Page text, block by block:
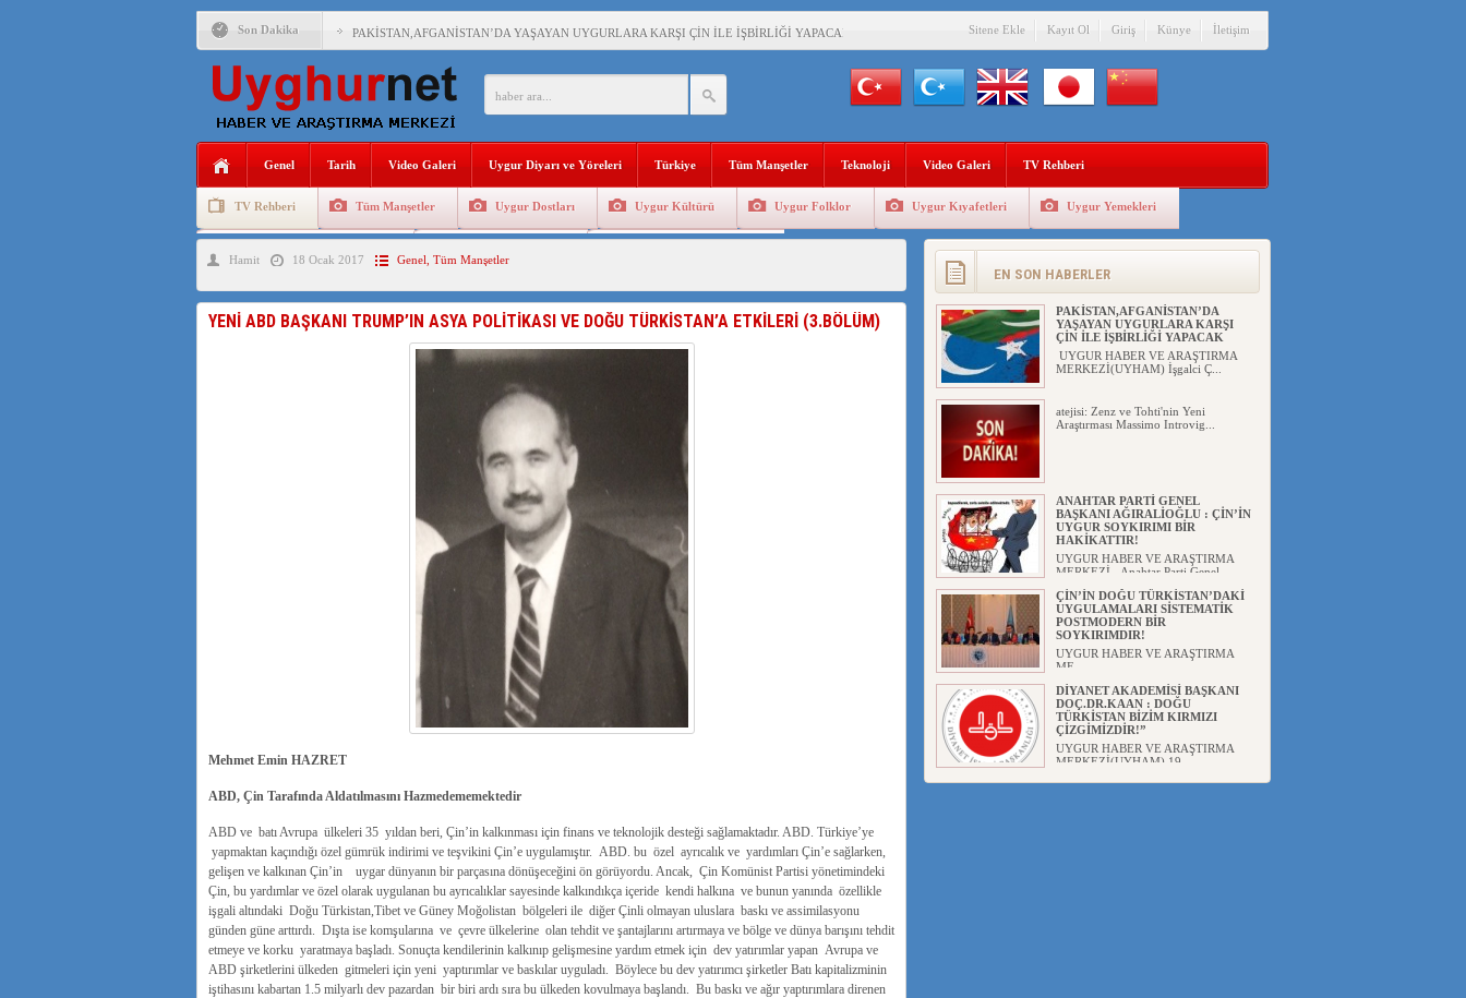
Son Dakika PAKİSTAN,AFGANİSTAN’DA YAŞAYAN UYGURLARA KARŞI ÇİN İLE İŞBİRLİĞİ YAPACAK
ANAHTAR PARTİ GENEL BAŞKANI AĞIRALİOĞLU : ÇİN’İN UYGUR SOYKIRIMI BİR HAKİKATTIR!
ÇİN’İN DOĞU TÜRKİSTAN’DAKİ UYGULAMALARI SİSTEMATİK POSTMODERN BİR SOYKIRIMDIR!
DİYANET AKADEMİSİ BAŞKANI DOÇ.DR.KAAN : DOĞU TÜRKİSTAN BİZİM KIRMIZI ÇİZGİMİZDİR!”
ÇİN’İN UYGUR POLİTİKALARINI ÖVEN DİYANET AKADEMİSİ BAŞKANI’NA TEPKİLER SÜRÜYOR
MHP’DEN URUMÇİ KATLİAMI MESAJİ : 05.07.2009 URUMÇİ ŞEHİTLERİNİ RAHMETLE ANIYORUZ
Sitene Ekle Kayıt Ol Giriş Künye İletişim
Genel Tarih Video Galeri Uygur Diyarı ve Yöreleri Türkiye Tüm Manşetler Teknoloji Video Galeri TV Rehberi
TV Rehberi Tüm Manşetler Uygur Dostları Uygur Kültürü Uygur Folklor Uygur Kıyafetleri Uygur Yemekleri
Uygurlarda Düğün ve Cenaze
Hamit 18 Ocak 2017 Genel Tüm Manşetler
YENİ ABD BAŞKANI TRUMP’IN ASYA POLİTİKASI VE DOĞU TÜRKİSTAN’A ETKİLERİ (3.BÖLÜM)
Mehmet Emin HAZRET
ABD, Çin Tarafında Aldatılmasını Hazmedememektedir
ABD ve batı Avrupa ülkeleri 35 yıldan beri, Çin’in kalkınması için finans ve teknolojik desteği sağlamaktadır. ABD. Türkiye’ye
yapmaktan kaçındığı özel gümrük indirimi ve teşvikini Çin’e uygulamıştır. ABD. bu özel ayrıcalık ve yardımları Çin’e sağlarken,
gelişen ve kalkınan Çin’in uygar dünyanın bir parçasına dönüşeceğini ön görüyordu. Ancak, Çin Komünist Partisi yönetimindeki
Çin, bu yardımlar ve özel olarak uygulanan bu ayrıcalıklar sayesinde kalkındıkça içeride kendi halkına ve bunun yanında özellikle
işgali altındaki Doğu Türkistan,Tibet ve Güney Moğolistan bölgeleri ile diğer Çinli olmayan uluslara baskı ve assimilasyonu
günden güne arttırdı. Dışta ise komşularına ve çevre ülkelerine olan tehdit ve şantajlarını artırmaya ve bölge ve dünya barışını tehdit
etmeye ve korku yaratmaya başladı. Sonuçta kendilerinin kalkınıp gelişmesine yardım etmek için dev yatırımlar yapan Avrupa ve
ABD şirketlerini ülkeden gitmeleri için yeni yaptırımlar ve baskılar uyguladı. Böylece bu dev yatırımcı şirketler Batı kapitalizminin
iştihasını kabartan 1.5 milyarlı dev pazardan bir biri ardı sıra bu ülkeden kovulmaya başlandı. Bu baskı ve ağır yaptırımlara direnen
EN SON HABERLER
ÇİN’İN “GÜVENLİK”SÖYLEMİ İLE
DOĞU TÜRKİSTAN’DA
MEŞRULAŞTIRDIĞI ÇKP DEVLET
TERÖRÜ
YILMAZ ER(habernida.com) Çin
PAKİSTAN,AFGANİSTAN’DA
YAŞAYAN UYGURLARA KARŞI
ÇİN İLE İŞBİRLİĞİ YAPACAK
UYGUR HABER VE ARAŞTIRMA
MERKEZİ(UYHAM) İşgalci Ç...
atejisi: Zenz ve Tohti'nin Yeni
Araştırması Massimo Introvig...
ANAHTAR PARTİ GENEL
BAŞKANI AĞIRALİOĞLU : ÇİN’İN
UYGUR SOYKIRIMI BİR
HAKİKATTIR!
UYGUR HABER VE ARAŞTIRMA
MERKEZİ Anahtar Parti Genel
ÇİN’İN DOĞU TÜRKİSTAN’DAKİ
UYGULAMALARI SİSTEMATİK
POSTMODERN BİR
SOYKIRIMDIR!
UYGUR HABER VE ARAŞTIRMA
ME...
DİYANET AKADEMİSİ BAŞKANI
DOÇ.DR.KAAN : DOĞU
TÜRKİSTAN BİZİM KIRMIZI
ÇİZGİMİZDİR!”
UYGUR HABER VE ARAŞTIRMA
MERKEZİ(UYHAM) 19...
150 YILDIR KAYNAYAN YARAMIZ